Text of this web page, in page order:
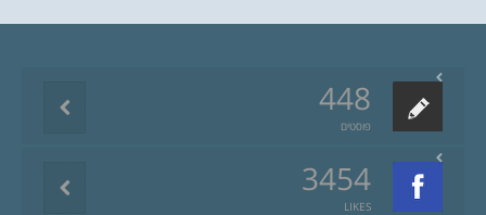
448
פוסטים
3454
LIKES